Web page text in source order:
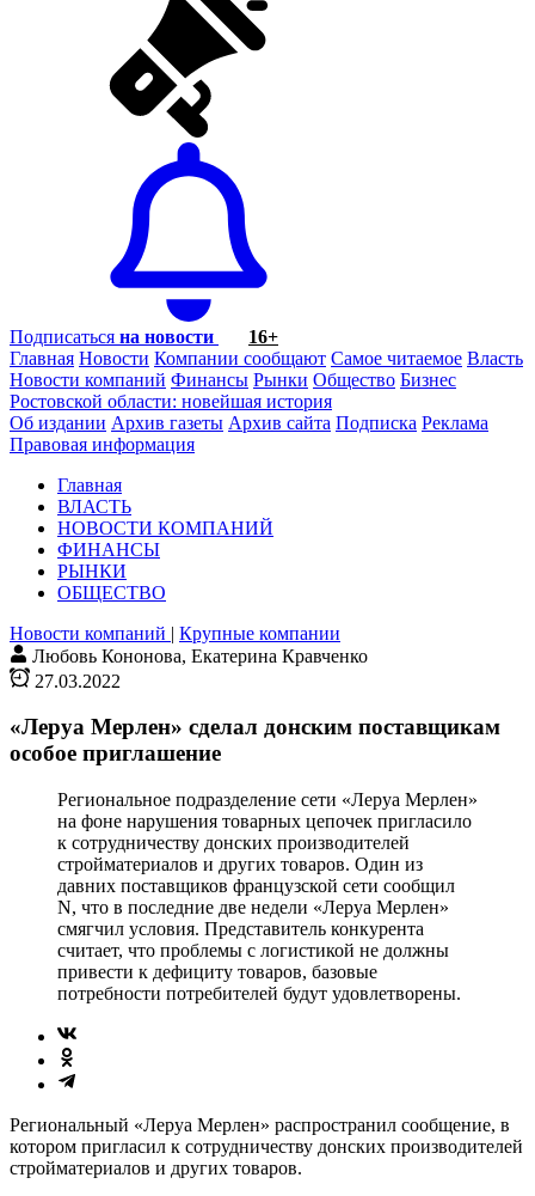
Подписаться на новости
16+
Главная Новости Компании сообщают Самое читаемое Власть
Новости компаний Финансы Рынки Общество Бизнес
Ростовской области: новейшая история
Об издании Архив газеты Архив сайта Подписка Реклама
Правовая информация
Главная
ВЛАСТЬ
НОВОСТИ КОМПАНИЙ
ФИНАНСЫ
РЫНКИ
ОБЩЕСТВО
Новости компаний | Крупные компании
Любовь Кононова, Екатерина Кравченко
27.03.2022
«Леруа Мерлен» сделал донским поставщикам
особое приглашение
Региональное подразделение сети «Леруа Мерлен»
на фоне нарушения товарных цепочек пригласило
к сотрудничеству донских производителей
стройматериалов и других товаров. Один из
давних поставщиков французской сети сообщил
N, что в последние две недели «Леруа Мерлен»
смягчил условия. Представитель конкурента
считает, что проблемы с логистикой не должны
привести к дефициту товаров, базовые
потребности потребителей будут удовлетворены.
Региональный «Леруа Мерлен» распространил сообщение, в
котором пригласил к сотрудничеству донских производителей
стройматериалов и других товаров.